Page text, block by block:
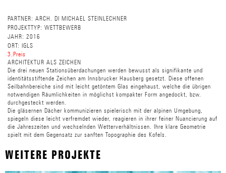
PARTNER: ARCH. DI MICHAEL STEINLECHNER
PROJEKTTYP: WETTBEWERB
JAHR: 2016
ORT: IGLS
3.Preis
ARCHITEKTUR ALS ZEICHEN
Die drei neuen Stationsüberdachungen werden bewusst als signifikante und
identitätsstiftende Zeichen am Innsbrucker Hausberg gesetzt. Diese offenen
Seilbahnbereiche sind mit leicht getöntem Glas eingehaust, welche die übrigen
notwendigen Räumlichkeiten in möglichst kompakter Form angedockt, bzw.
durchgesteckt werden.
Die gläsernen Dächer kommunizieren spielerisch mit der alpinen Umgebung,
spiegeln diese leicht verfremdet wieder, reagieren in ihrer feiner Nuancierung auf
die Jahreszeiten und wechselnden Wetterverhältnissen. Ihre klare Geometrie
spielt mit dem Gegensatz zur sanften Topographie des Kofels.
WEITERE PROJEKTE